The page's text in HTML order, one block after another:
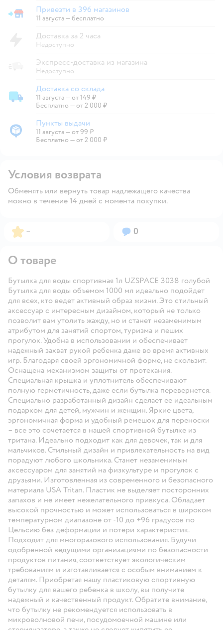
Привезти в магазин
Привезти в 396 магазинов
11 августа—бесплатно
Доставка за 2 часа
Недоступно
Экспресс-доставка из магазина
Недоступно
Доставка со склада
Доставка со склада
11 августа—от 149 ₽
Бесплатно — от 2 000 ₽
Пункты выдачи
Пункты выдачи
11 августа—от 99 ₽
Бесплатно — от 2 000 ₽
Условия возврата
Обменять или вернуть товар надлежащего качества
можно в течение 14 дней с момента покупки.
Рейтинг:
– Вопросов:
0
О товаре
Бутылка для воды спортивная 1л UZSPACE 3038 голубой
Бутылка для воды объемом 1000 мл идеально подойдет
для всех, кто ведет активный образ жизни. Это стильный
аксессуар с интересным дизайном, который не только
позволит вам утолить жажду, но и станет незаменимым
атрибутом для занятий спортом, туризма и пеших
прогулок. Удобна в использовании и обеспечивает
надежный захват рукой ребенка даже во время активных
игр. Благодаря своей эргономичной форме, не скользит.
Оснащена механизмом защиты от протекания.
Специальная крышка и уплотнитель обеспечивают
полную герметичность, даже если бутылка перевернется.
Специально разработанный дизайн сделает ее идеальным
подарком для детей, мужчин и женщин. Яркие цвета,
эргономичная форма и удобный ремешок для переноски
– все это сочетается в нашей спортивной бутылке из
тритана. Идеально подходит как для девочек, так и для
мальчиков. Стильный дизайн и привлекательность на вид
порадуют любого школьника. Станет незаменимым
аксессуаром для занятий на физкультуре и прогулок с
друзьями. Изготовленная из современного и безопасного
материала USA Tritan. Пластик не выделяет посторонних
запахов и не имеет нежелательного привкуса. Обладает
высокой прочностью и может использоваться в широком
температурном диапазоне от -10 до +96 градусов по
Цельсию без деформации и потери характеристик.
Подходит для многоразового использования. Будучи
одобренной ведущими организациями по безопасности
продуктов питания, соответствует экологическим
требованиям и изготавливается с особым вниманием к
деталям. Приобретая нашу пластиковую спортивную
бутылку для вашего ребенка в школу, вы получите
надежный и качественный продукт. Обратите внимание,
что бутылку не рекомендуется использовать в
микроволновой печи, посудомоечной машине или